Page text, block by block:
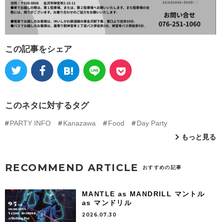
この記事をシェア
このネタに対するタグ
PARTY INFO Kanazawa Food
Day Party
もっと見る
RECOMMEND ARTICLE おすすめの記事
MANTLE as MANDRILL マントル
as マンドリル
2026.07.30